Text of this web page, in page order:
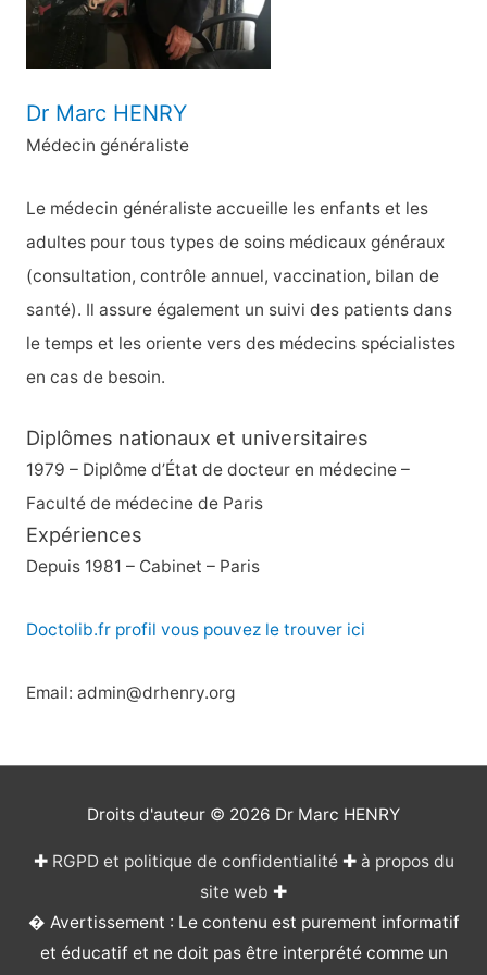
Dr Marc HENRY
Médecin généraliste
Le médecin généraliste accueille les enfants et les
adultes pour tous types de soins médicaux généraux
(consultation, contrôle annuel, vaccination, bilan de
santé). Il assure également un suivi des patients dans
le temps et les oriente vers des médecins spécialistes
en cas de besoin.
Diplômes nationaux et universitaires
1979 – Diplôme d’État de docteur en médecine –
Faculté de médecine de Paris
Expériences
Depuis 1981 – Cabinet – Paris
Doctolib.fr profil vous pouvez le trouver ici
Email: admin@drhenry.org
Droits d'auteur © 2026 Dr Marc HENRY
✚ RGPD et politique de confidentialité✚ à propos du
site web ✚
� Avertissement : Le contenu est purement informatif
et éducatif et ne doit pas être interprété comme un